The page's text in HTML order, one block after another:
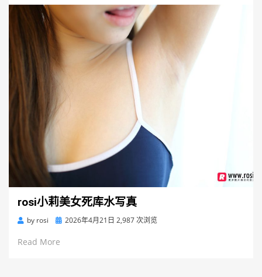
rosi小莉美女死库水写真
by rosi
Posted2026年4月21日 2,987 次浏览
Read More